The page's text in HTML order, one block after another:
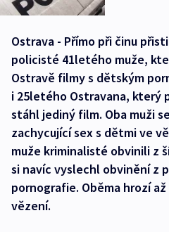
Ostrava - Přímo při činu
policisté 41letého muže,
Ostravě filmy s dětským
i 25letého Ostravana, který
stáhl jediný film. Oba muži
zachycující sex s dětmi ve
muže kriminalisté obvinili z
si navíc vyslechl obvinění z
pornografie. Oběma hrozí
vězení.